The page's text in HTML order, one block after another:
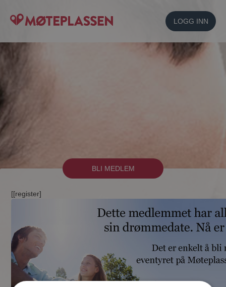
LOGG INN
BLI MEDLEM
[[register]